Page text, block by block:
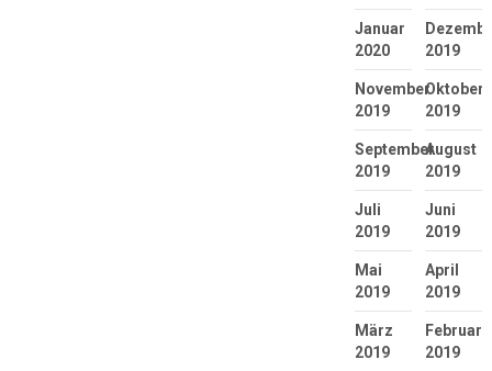
Januar
2020
2019
November
2019
Oktober
2019
September
2019
August
2019
Juli
2019
Juni
2019
Mai
2019
April
2019
März
2019
Februar
2019